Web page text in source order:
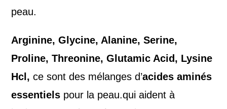
peau.
Arginine, Glycine, Alanine, Serine,
Proline, Threonine, Glutamic Acid, Lysine
Hcl,ce sont des mélanges d’acides aminés
essentiels pour la peau.qui aident à